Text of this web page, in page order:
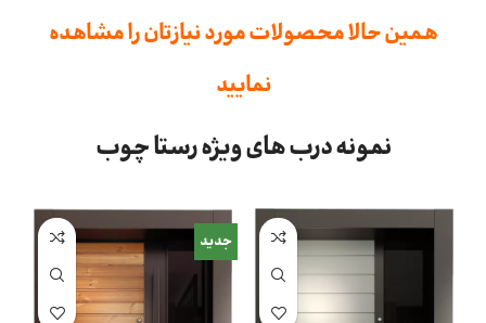
همین حالا محصولات مورد نیازتان را مشاهده
نمایید
نمونه درب های ویژه رستا چوب
جدید